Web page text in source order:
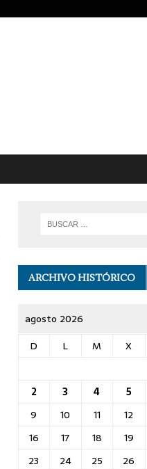
ARCHIVO HISTÓRICO
agosto 2026
D
L M X
2
3 4 5
9
10 11 12
16
17 18 19
23
24 25 26